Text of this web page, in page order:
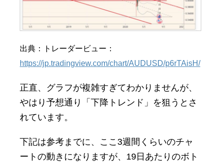
出典：トレーダービュー：
https://jp.tradingview.com/chart/AUDUSD/p6rTAisH/
正直、グラフが複雑すぎてわかりませんが、
やはり予想通り「下降トレンド」を狙うとさ
れています。
下記は参考までに、ここ3週間くらいのチャ
ートの動きになりますが、19日あたりのボト